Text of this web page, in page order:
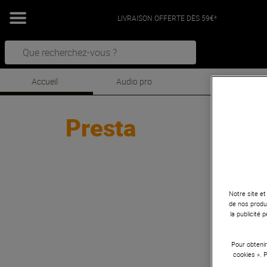
LIVRAISON OFFERTE DÈS 59€*
Accueil Audio pro
Presta
Notre site
de nos
la publicité
Pour
cookies ».